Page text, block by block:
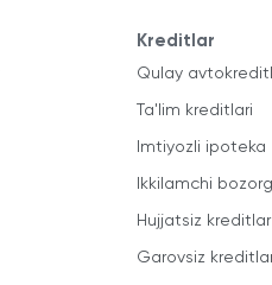
Kreditlar
Qulay
Ta'lim kreditlari
Imtiyozli ipoteka
Ikkilamchi
Hujjatsiz kreditlar
Garovsiz